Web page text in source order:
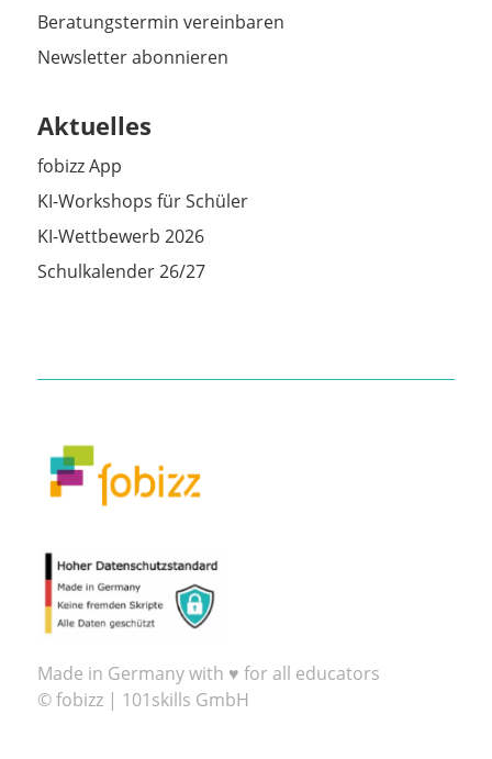
Beratungstermin vereinbaren
Newsletter abonnieren
Aktuelles
fobizz App
KI-Workshops für Schüler
KI-Wettbewerb 2026
Schulkalender 26/27
Made in Germany with ♥ for all educators
© fobizz | 101skills GmbH